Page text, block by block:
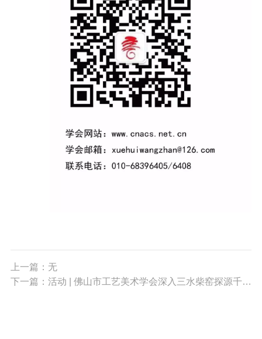
上一篇：无
下一篇：活动 | 佛山市工艺美术学会深入三水柴窑探源千年石湾陶柴烧技艺